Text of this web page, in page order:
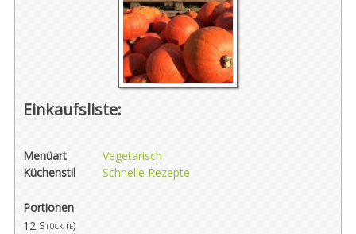
Einkaufsliste:
Menüart
Vegetarisch
Küchenstil
Schnelle Rezepte
Portionen
12 Stück (e)